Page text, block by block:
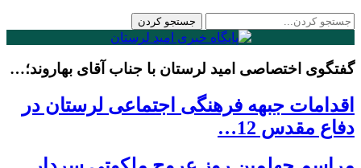
گفتگوی اختصاصی امید لرستان با جناب آقای بهاروند؛…
اقدامات جبهه فرهنگی اجتماعی لرستان در
دفاع مقدس 12…